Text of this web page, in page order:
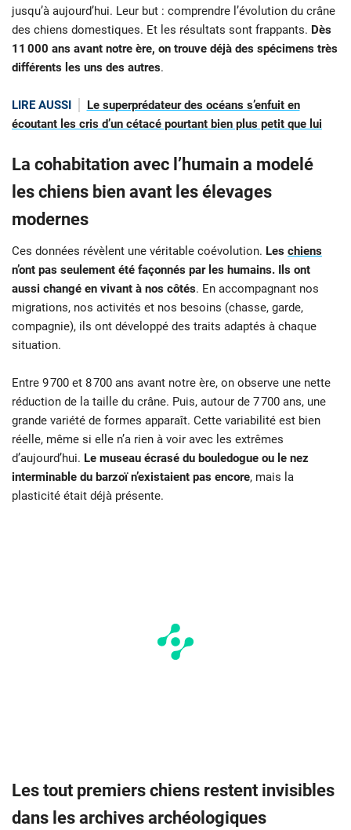
jusqu’à aujourd’hui. Leur but : comprendre l’évolution du crâne
des chiens domestiques. Et les résultats sont frappants. Dès
11 000 ans avant notre ère, on trouve déjà des spécimens très
différents les uns des autres.
LIRE AUSSI
Le superprédateur des océans s’enfuit en
écoutant les cris d’un cétacé pourtant bien plus petit que lui
La cohabitation avec l’humain a modelé
les chiens bien avant les élevages
modernes
Ces données révèlent une véritable coévolution. Les chiens
n’ont pas seulement été façonnés par les humains. Ils ont
aussi changé en vivant à nos côtés. En accompagnant nos
migrations, nos activités et nos besoins (chasse, garde,
compagnie), ils ont développé des traits adaptés à chaque
situation.
Entre 9 700 et 8 700 ans avant notre ère, on observe une nette
réduction de la taille du crâne. Puis, autour de 7 700 ans, une
grande variété de formes apparaît. Cette variabilité est bien
réelle, même si elle n’a rien à voir avec les extrêmes
d’aujourd’hui. Le museau écrasé du bouledogue ou le nez
interminable du barzoï n’existaient pas encore, mais la
plasticité était déjà présente.
Les tout premiers chiens restent invisibles
dans les archives archéologiques